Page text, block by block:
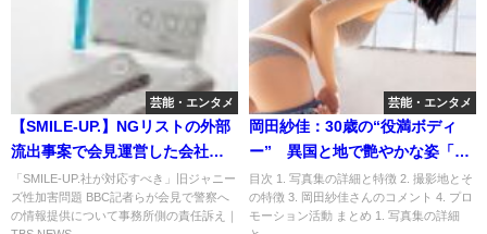
芸能・エンタメ
【SMILE-UP.】NGリストの外部
流出事案で会見運営した会社の
調査結果を今更ながら報告
「SMILE-UP.社が対応すべき」旧ジャニー
ズ性加害問題 BBC記者らが会見で警察へ
の情報提供について事務所側の責任訴え｜
芸能・エンタメ
岡田紗佳：30歳の“役満ボディ
ー” 異国と地で艶やかな姿「思
い切ってチャレンジ」 3冊目写
真集発売
目次 1. 写真集の詳細と特徴 2. 撮影地とそ
の特徴 3. 岡田紗佳さんのコメント 4. プロ
モーション活動 まとめ 1. 写真集の詳細